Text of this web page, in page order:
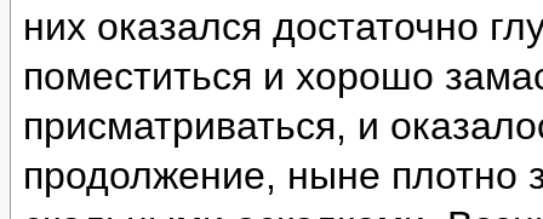
них оказался достаточно
поместиться и хорошо
присматриваться, и
продолжение, ныне плотно